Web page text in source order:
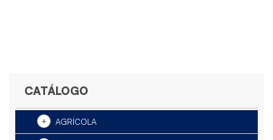
CATÁLOGO
AGRÍCOLA